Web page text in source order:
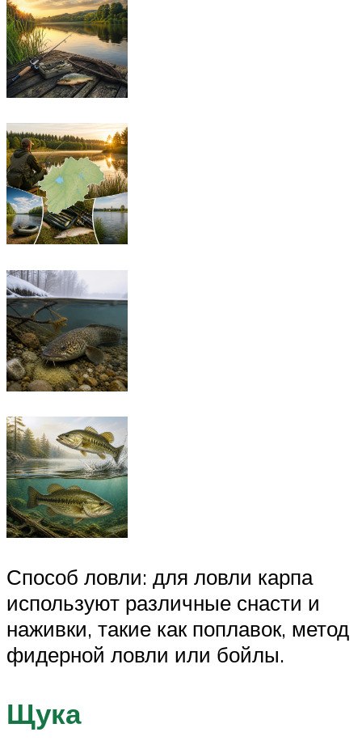
Способ ловли: для ловли карпа
используют различные снасти и
наживки, такие как поплавок, метод
фидерной ловли или бойлы.
Щука